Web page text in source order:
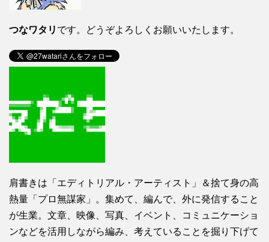
つなワタリ です。どうぞよろしくお願いいたします。
肩書きは「エディトリアル・アーティスト」＆捨て身の高
熱量「プロ無謀家」。集めて、編んで、外に発信すること
が生業。文章、映像、写真、イベント、コミュニケーショ
ンなどを活用しながら編み、考えていることを掘り下げて